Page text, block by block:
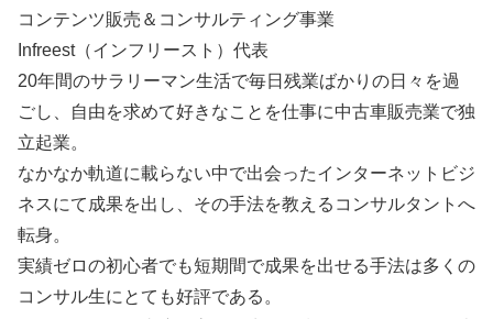
コンテンツ販売＆コンサルティング事業
Infreest（インフリースト）代表
20年間のサラリーマン生活で毎日残業ばかりの日々を過
ごし、自由を求めて好きなことを仕事に中古車販売業で独
立起業。
なかなか軌道に載らない中で出会ったインターネットビジ
ネスにて成果を出し、その手法を教えるコンサルタントへ
転身。
実績ゼロの初心者でも短期間で成果を出せる手法は多くの
コンサル生にとても好評である。